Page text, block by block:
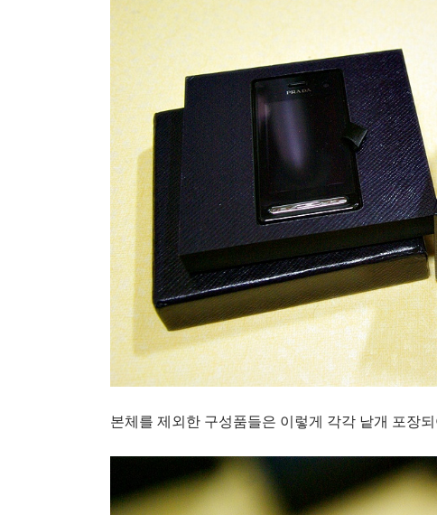
본체를 제외한 구성품들은 이렇게 각각 낱개 포장